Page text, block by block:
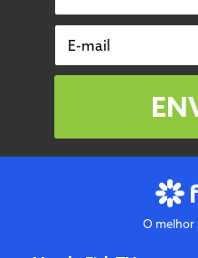
E-mail
O melhor